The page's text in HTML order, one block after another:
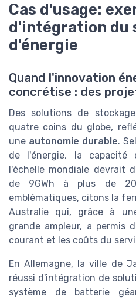
Cas d'usage:
d'intégration du
d'énergie
Quand l'innovation
concrétise : des
Des solutions de
quatre coins du globe,
une autonomie durable.
de l'énergie, la capacité
l'échelle mondiale devrait
de 9GWh à plus de
emblématiques, citons la
Australie qui, grâce à
grande ampleur, a permis
courant et les coûts du
En Allemagne, la ville de
réussi d'intégration de
système de batterie